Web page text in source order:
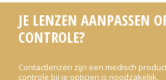
JE LENZEN AANPASSEN
CONTROLE?
Contactlenzen zijn een medisch
controle bij je opticien is noodzakelijk.